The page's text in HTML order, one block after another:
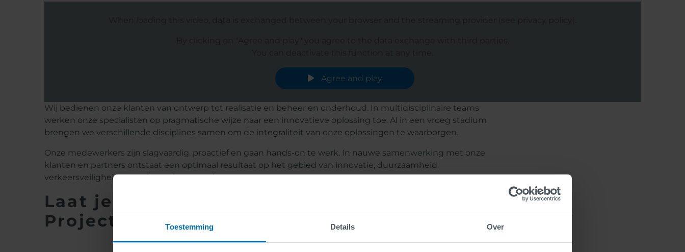
Toestemming Details Over
Agree and play
Wij bedienen onze klanten van ontwerp tot realisatie en beheer en onderhoud. In multidisciplinaire teams
werken onze specialisten op pragmatische wijze naar een innovatieve oplossing toe. Al in een vroeg stadium
brengen we verschillende disciplines samen om de integraliteit van onze oplossingen te waarborgen.
Onze medewerkers zijn slagvaardig, proactief en gaan hands-on te werk. In nauwe samenwerking met onze
klanten en partners ontstaat een optimaal resultaat op het gebied van innovatie, duurzaamheid,
verkeersveiligheid en verkeersdoorstroming.
Laat je inspireren door onze grote Infra
Projecten!